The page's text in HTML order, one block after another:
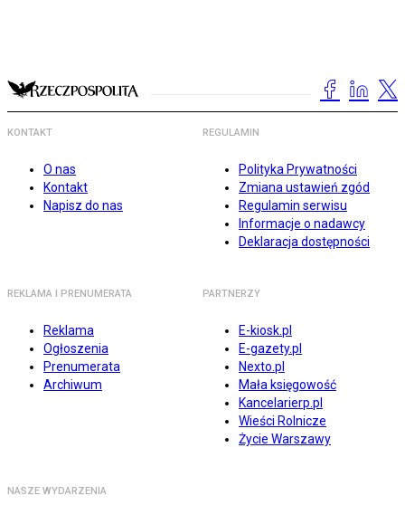
KONTAKT
O nas
Kontakt
Napisz do nas
REGULAMIN
Polityka Prywatności
Zmiana ustawień zgód
Regulamin serwisu
Informacje o nadawcy
Deklaracja dostępności
REKLAMA I PRENUMERATA
Reklama
Ogłoszenia
Prenumerata
Archiwum
PARTNERZY
E-kiosk.pl
E-gazety.pl
Nexto.pl
Mała księgowość
Kancelarierp.pl
Wieści Rolnicze
Życie Warszawy
NASZE WYDARZENIA